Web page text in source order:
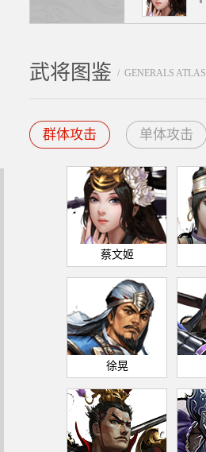
武将图鉴 / GENERALS ATLAS
群体攻击 单体攻击
蔡文姬
徐晃